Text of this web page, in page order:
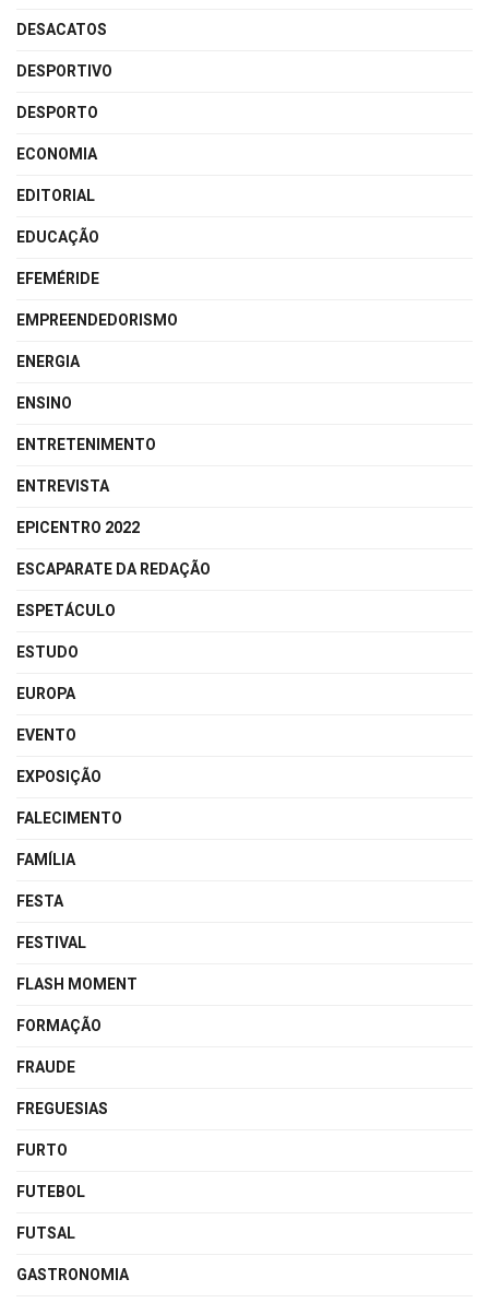
DESACATOS
DESPORTIVO
DESPORTO
ECONOMIA
EDITORIAL
EDUCAÇÃO
EFEMÉRIDE
EMPREENDEDORISMO
ENERGIA
ENSINO
ENTRETENIMENTO
ENTREVISTA
EPICENTRO 2022
ESCAPARATE DA REDAÇÃO
ESPETÁCULO
ESTUDO
EUROPA
EVENTO
EXPOSIÇÃO
FALECIMENTO
FAMÍLIA
FESTA
FESTIVAL
FLASH MOMENT
FORMAÇÃO
FRAUDE
FREGUESIAS
FURTO
FUTEBOL
FUTSAL
GASTRONOMIA